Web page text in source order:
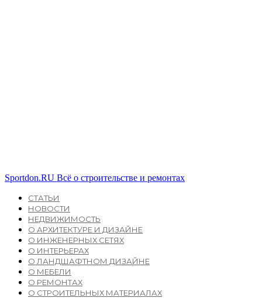
Sportdon.RU Всё о строительстве и ремонтах
СТАТЬИ
НОВОСТИ
НЕДВИЖИМОСТЬ
О АРХИТЕКТУРЕ И ДИЗАЙНЕ
О ИНЖЕНЕРНЫХ СЕТЯХ
О ИНТЕРЬЕРАХ
О ЛАНДШАФТНОМ ДИЗАЙНЕ
О МЕБЕЛИ
О РЕМОНТАХ
О СТРОИТЕЛЬНЫХ МАТЕРИАЛАХ